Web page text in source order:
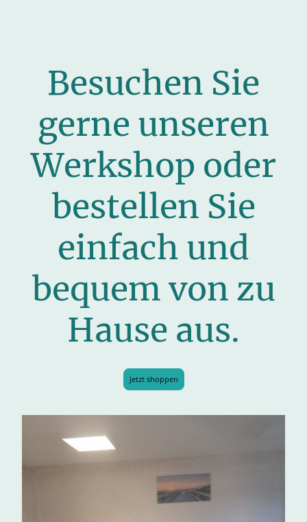
Besuchen Sie
gerne unseren
Werkshop oder
bestellen Sie
einfach und
bequem von zu
Hause aus.
Jetzt shoppen